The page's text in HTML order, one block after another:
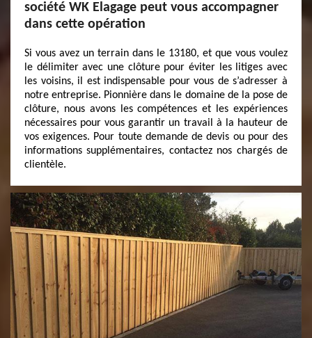
société WK Elagage peut vous accompagner
dans cette opération
Si vous avez un terrain dans le 13180, et que vous voulez
le délimiter avec une clôture pour éviter les litiges avec
les voisins, il est indispensable pour vous de s’adresser à
notre entreprise. Pionnière dans le domaine de la pose de
clôture, nous avons les compétences et les expériences
nécessaires pour vous garantir un travail à la hauteur de
vos exigences. Pour toute demande de devis ou pour des
informations supplémentaires, contactez nos chargés de
clientèle.